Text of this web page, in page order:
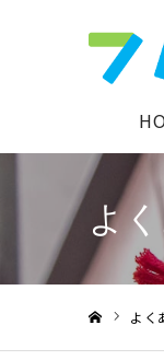
よ
よく